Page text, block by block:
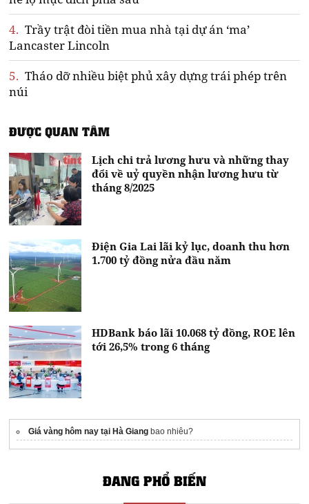
4. Trầy trật đòi tiền mua nhà tại dự án ‘ma’
Lancaster Lincoln
5. Tháo dỡ nhiều biệt phủ xây dựng trái phép trên
núi
ĐƯỢC QUAN TÂM
Lịch chi trả lương hưu và những thay
đổi về uỷ quyền nhận lương hưu từ
tháng 8/2025
Điện Gia Lai lãi kỷ lục, doanh thu hơn
1.700 tỷ đồng nửa đầu năm
HDBank báo lãi 10.068 tỷ đồng, ROE lên
tới 26,5% trong 6 tháng
Giá vàng hôm nay tại Hà Giang bao nhiêu?
ĐANG PHỔ BIẾN